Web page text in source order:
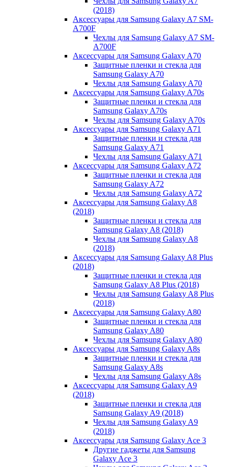
(2018)
Аксессуары для Samsung Galaxy A7 SM-
A700F
Чехлы для Samsung Galaxy A7 SM-
A700F
Аксессуары для Samsung Galaxy A70
Защитные пленки и стекла для
Samsung Galaxy A70
Чехлы для Samsung Galaxy A70
Аксессуары для Samsung Galaxy A70s
Защитные пленки и стекла для
Samsung Galaxy A70s
Чехлы для Samsung Galaxy A70s
Аксессуары для Samsung Galaxy A71
Защитные пленки и стекла для
Samsung Galaxy A71
Чехлы для Samsung Galaxy A71
Аксессуары для Samsung Galaxy A72
Защитные пленки и стекла для
Samsung Galaxy A72
Чехлы для Samsung Galaxy A72
Аксессуары для Samsung Galaxy A8
(2018)
Защитные пленки и стекла для
Samsung Galaxy A8 (2018)
Чехлы для Samsung Galaxy A8
(2018)
Аксессуары для Samsung Galaxy A8 Plus
(2018)
Защитные пленки и стекла для
Samsung Galaxy A8 Plus (2018)
Чехлы для Samsung Galaxy A8 Plus
(2018)
Аксессуары для Samsung Galaxy A80
Защитные пленки и стекла для
Samsung Galaxy A80
Чехлы для Samsung Galaxy A80
Аксессуары для Samsung Galaxy A8s
Защитные пленки и стекла для
Samsung Galaxy A8s
Чехлы для Samsung Galaxy A8s
Аксессуары для Samsung Galaxy A9
(2018)
Защитные пленки и стекла для
Samsung Galaxy A9 (2018)
Чехлы для Samsung Galaxy A9
(2018)
Аксессуары для Samsung Galaxy Ace 3
Другие гаджеты для Samsung
Galaxy Ace 3